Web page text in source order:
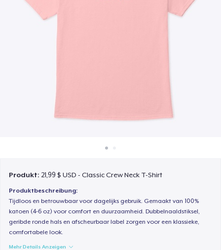
Produkt: 21,99 $ USD - Classic Crew Neck T-Shirt
Produktbeschreibung:
Tijdloos en betrouwbaar voor dagelijks gebruik. Gemaakt van 100%
katoen (4-6 oz) voor comfort en duurzaamheid. Dubbelnaaldstiksel,
geribde ronde hals en afscheurbaar label zorgen voor een klassieke,
comfortabele look.
Mehr Details Anzeigen